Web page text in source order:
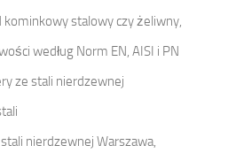
kominkowy stalowy czy żeliwny,
według Norm EN, AISI i PN
ze stali nierdzewnej
nierdzewnej Warszawa,